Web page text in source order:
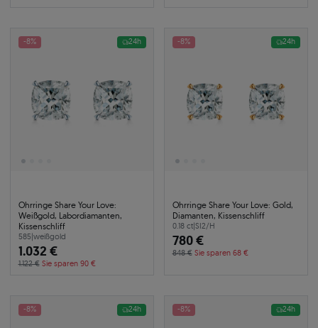
-8% 24h
Ohrringe Share Your Love:
Weißgold, Labordiamanten,
Kissenschliff
585|weißgold
1.032 €
1.122 € Sie sparen 90 €
-8% 24h
Ohrringe Share Your Love: Gold,
Diamanten, Kissenschliff
0.18 ct|SI2/H
780 €
848 € Sie sparen 68 €
-8% 24h -8% 24h